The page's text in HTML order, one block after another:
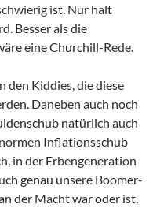
ist. Nur halt
Besser als die
eine Churchill-Rede.
den Kiddies, die diese
Daneben auch noch
natürlich auch
Inflationsschub
in der Erbengeneration
genau unsere Boomer-
der Macht war oder ist,